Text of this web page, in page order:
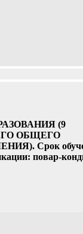
(9
ОБЩЕГО
Срок
повар-